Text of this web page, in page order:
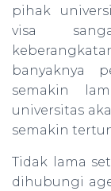
pihak
visa
banyaknya
semakin
universitas
semakin
Tidak lama
dihubungi